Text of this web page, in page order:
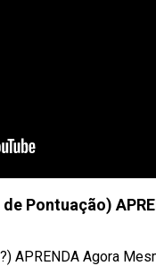
Pontuação)
APRENDA Agora